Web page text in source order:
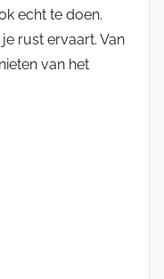
echt te doen.
rust ervaart. Van
van het